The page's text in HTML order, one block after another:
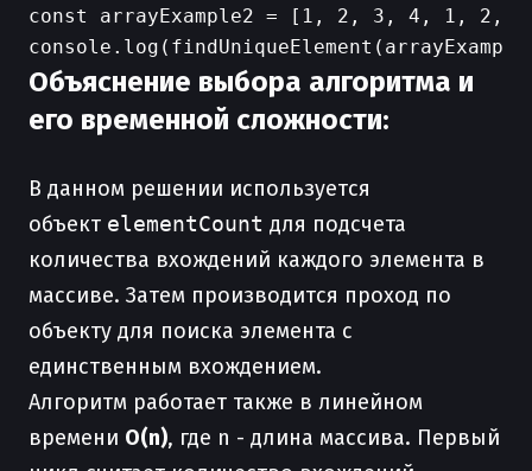
const arrayExample2 = [1, 2, 3, 4, 1, 2,
Объяснение выбора алгоритма и
его временной сложности:
В данном решении используется
объект elementCount для подсчета
количества вхождений каждого элемента в
массиве. Затем производится проход по
объекту для поиска элемента с
единственным вхождением.
Алгоритм работает также в линейном
времени O(n), где n - длина массива. Первый